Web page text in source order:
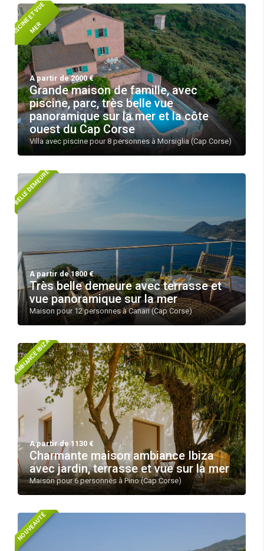
P
I
S
C
I
N
E
E
T
V
U
E
M
E
R
A partir de 2000 €
Grande maison de famille, avec
piscine, parc, très belle vue
panoramique sur la mer et la côte
ouest du Cap Corse
Villa avec piscine pour 8 personnes à Morsiglia (Cap Corse)
BELLE DEMEURE
A partir de 1800 €
Très belle demeure avec terrasse et
vue panoramique sur la mer
Maison pour 12 personnes à Canari (Cap Corse)
AMBIANCE IBIZA
A partir de 1130 €
Charmante maison ambiance Ibiza
avec jardin, terrasse et vue sur la mer
Maison pour 6 personnes à Pino (Cap Corse)
NOUVEAUTÉ